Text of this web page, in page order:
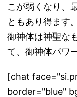
こが弱くなり、
ともあり得ます。
御神体は神聖な
て、御神体パワ
[chat
border="blue"